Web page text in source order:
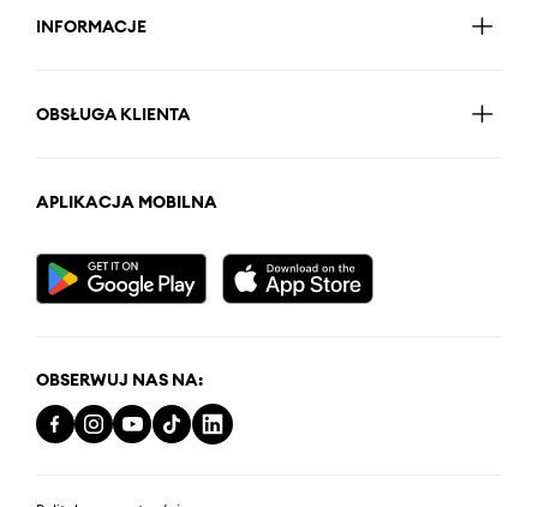
INFORMACJE
OBSŁUGA KLIENTA
APLIKACJA MOBILNA
OBSERWUJ NAS NA: